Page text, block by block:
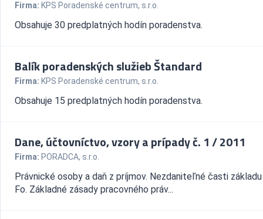
Firma: KPS Poradenské centrum, s.r.o.
Obsahuje 30 predplatných hodín poradenstva.
Balík poradenských služieb Štandard
Firma: KPS Poradenské centrum, s.r.o.
Obsahuje 15 predplatných hodín poradenstva.
Dane, účtovníctvo, vzory a prípady č. 1 / 2011
Firma: PORADCA, s.r.o.
Právnické osoby a daň z príjmov. Nezdaniteľné časti
Fo. Základné zásady pracovného práv...